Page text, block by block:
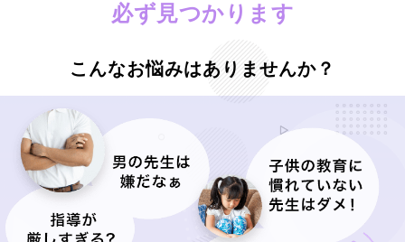
必ず見つかります
こんなお悩みはありませんか？